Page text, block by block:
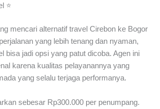
⭐
mencari alternatif travel Cirebon ke Bogor
yang lebih tenang dan nyaman,
bisa jadi opsi yang patut dicoba. Agen ini
karena kualitas pelayanannya yang
yang selalu terjaga performanya.
sebesar Rp300.000 per penumpang.